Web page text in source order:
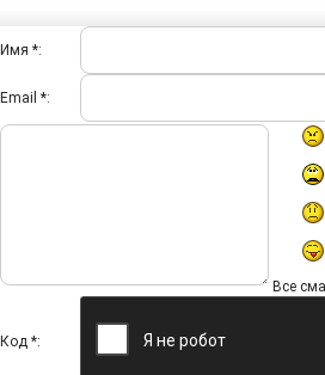
Имя *:
Email *:
Все
Код *: